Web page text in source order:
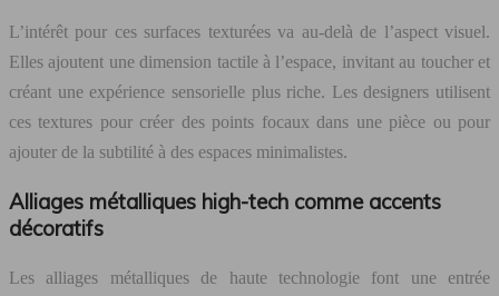
L’intérêt pour ces surfaces texturées va au-delà de l’aspect visuel.
Elles ajoutent une dimension tactile à l’espace, invitant au toucher et
créant une expérience sensorielle plus riche. Les designers utilisent
ces textures pour créer des points focaux dans une pièce ou pour
ajouter de la subtilité à des espaces minimalistes.
Alliages métalliques high-tech comme accents
décoratifs
Les alliages métalliques de haute technologie font une entrée